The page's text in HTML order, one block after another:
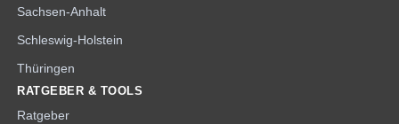
Sachsen-Anhalt
Schleswig-Holstein
Thüringen
RATGEBER & TOOLS
Ratgeber